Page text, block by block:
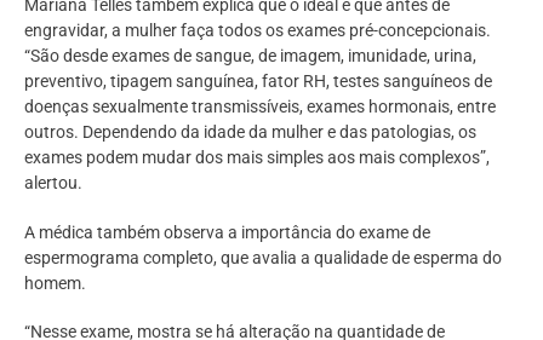
Mariana Telles também explica que o ideal é que antes de
engravidar, a mulher faça todos os exames pré-concepcionais.
“São desde exames de sangue, de imagem, imunidade, urina,
preventivo, tipagem sanguínea, fator RH, testes sanguíneos de
doenças sexualmente transmissíveis, exames hormonais, entre
outros. Dependendo da idade da mulher e das patologias, os
exames podem mudar dos mais simples aos mais complexos”,
alertou.
A médica também observa a importância do exame de
espermograma completo, que avalia a qualidade de esperma do
homem.
“Nesse exame, mostra se há alteração na quantidade de